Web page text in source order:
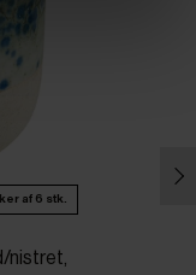
af 6 stk.
nistret,